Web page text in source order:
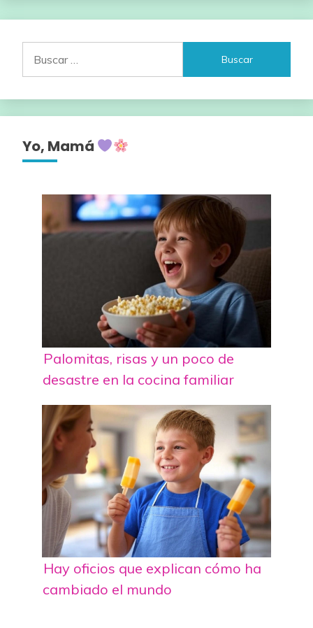
Yo, Mamá
Palomitas, risas y un poco de
desastre en la cocina familiar
Hay oficios que explican cómo ha
cambiado el mundo